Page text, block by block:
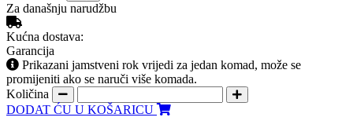
Za današnju narudžbu
Kućna dostava:
Garancija
Prikazani jamstveni rok vrijedi za jedan komad, može se
promijeniti ako se naruči više komada.
Količina
DODAT ĆU U KOŠARICU